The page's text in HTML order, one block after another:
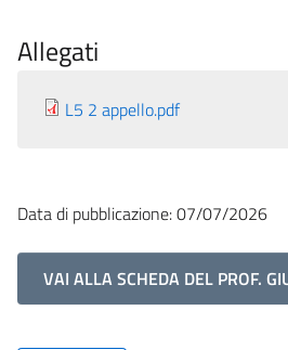
Allegati
L5 2 appello.pdf
Data di pubblicazione: 07/07/2026
VAI ALLA SCHEDA DEL PROF.